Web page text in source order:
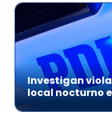
Investigan
local nocturno